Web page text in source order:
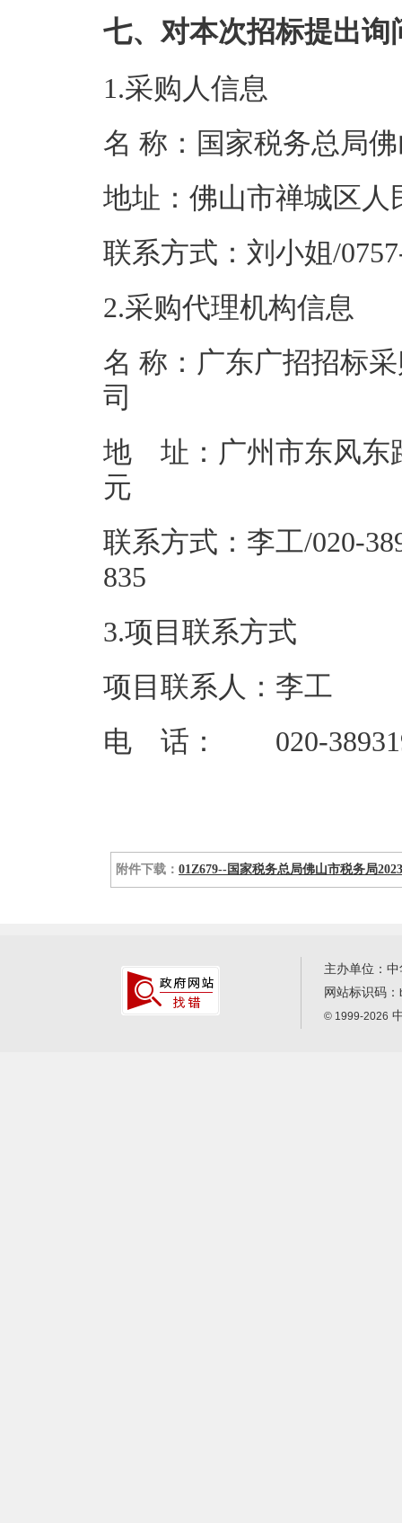
七、对本次招标提出
1.采购人信息
名 称：国家税务
地址：佛山市
联系方式：刘小
2.采购代理机构信息
名 称：广东广招招标
地 址：广州市东风东
联系方式：李工/020-
3.项目联系方式
项目联系人：李工
电 话： 020-
附件下载： 01Z679--国家税务总局佛山市税务局
主办单位：
网站标识码：
© 1999-2026